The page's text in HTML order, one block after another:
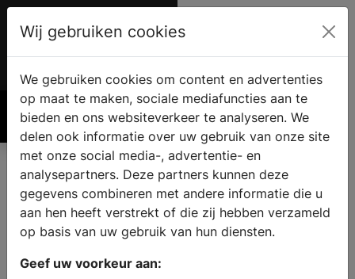
Account
€ 0.00
Zoek
Wij gebruiken cookies
We gebruiken cookies om content en advertenties
op maat te maken, sociale mediafuncties aan te
bieden en ons websiteverkeer te analyseren. We
delen ook informatie over uw gebruik van onze site
met onze social media-, advertentie- en
analysepartners. Deze partners kunnen deze
gegevens combineren met andere informatie die u
aan hen heeft verstrekt of die zij hebben verzameld
op basis van uw gebruik van hun diensten.
Geef uw voorkeur aan: